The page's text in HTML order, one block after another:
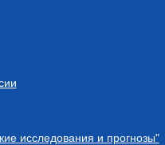
исследования и прогнозы"